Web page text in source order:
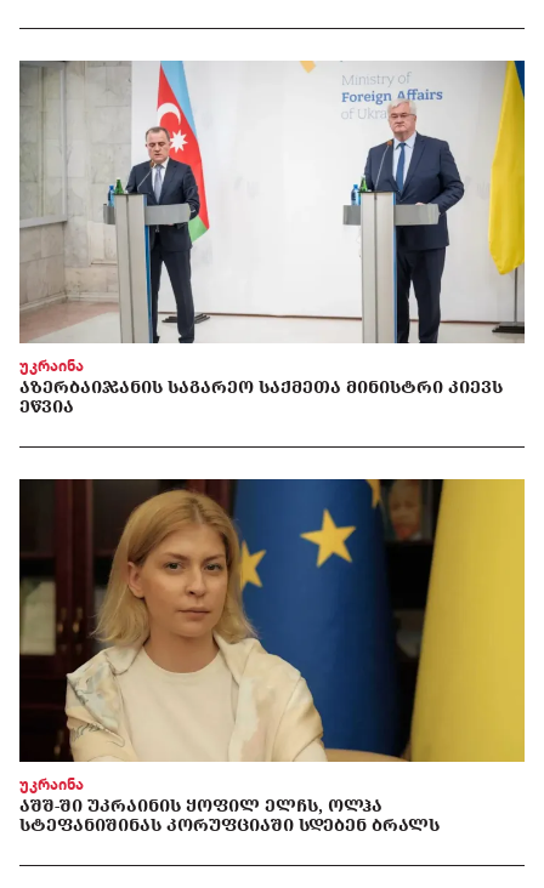
უკრაინა
ᲐᲖᲔᲠᲑᲐᲘᲯᲐᲜᲘᲡ ᲡᲐᲒᲐᲠᲔᲝ ᲡᲐᲥᲛᲔᲗᲐ ᲛᲘᲜᲘᲡᲢᲠᲘ ᲙᲘᲔᲕᲡ
ᲔᲬᲕᲘᲐ
უკრაინა
ᲐᲨᲨ-ᲨᲘ ᲣᲙᲠᲐᲘᲜᲘᲡ ᲧᲝᲤᲘᲚ ᲔᲚᲩᲡ, ᲝᲚᲰᲐ
ᲡᲢᲔᲤᲐᲜᲘᲨᲘᲜᲐᲡ ᲙᲝᲠᲣᲤᲪᲘᲐᲨᲘ ᲡᲓᲔᲑᲔᲜ ᲑᲠᲐᲚᲡ